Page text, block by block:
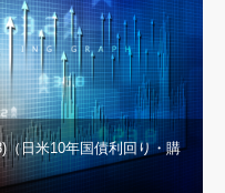
（日米10年国債利回り・購